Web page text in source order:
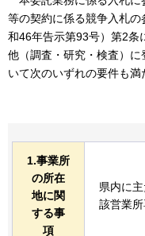
等の契約に係る競争入札
和46年告示第93号）第2条
他（調査・研究・検査）
いて次のいずれの要件も満
1.事業所
の所在
地に関
する事
項
県内に
該営業